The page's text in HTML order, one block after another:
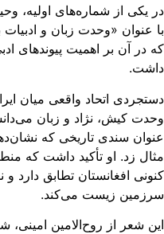
یکی از شماره‌های اولیه،
عنوان «وحدت زبان و ادبیات
در آن بر اهمیت پیوندهای
اتحاد واقعی میان
کیش، نژاد و زبان
سندی تاریخی که
زد. او تأکید داشت که
افغانستان تطابق دارد و
زیست می‌کند.
شعر از روح‌الامین امینی،